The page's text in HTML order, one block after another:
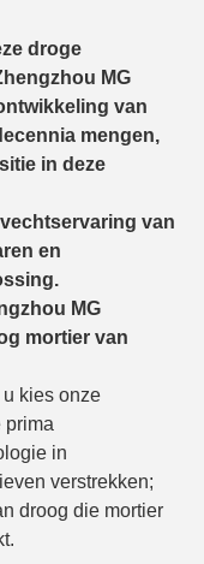
droge
MG
van
mengen,
in deze
van
en
MG
mortier van
kies onze
prima
in
verstrekken;
droog die mortier